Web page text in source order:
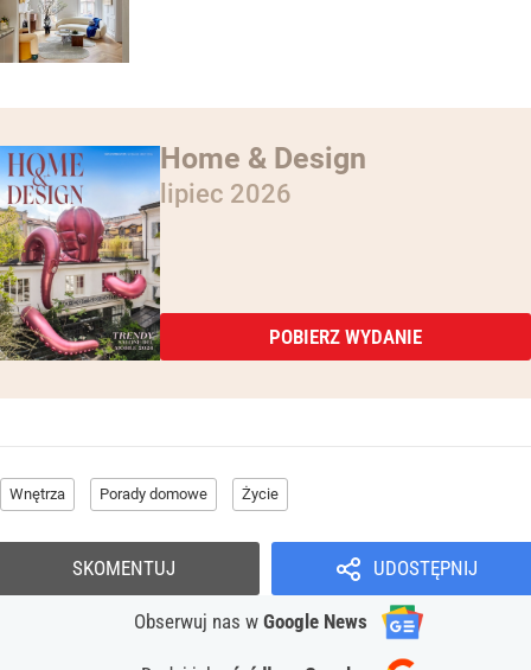
Home & Design
lipiec 2026
POBIERZ WYDANIE
Wnętrza Porady domowe Życie
UDOSTĘPNIJ
Obserwuj nas w Google News
SKOMENTUJ